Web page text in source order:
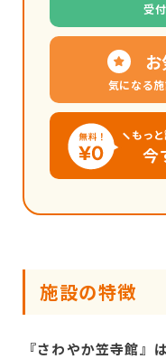
受
気になる
もっ
今
施設の特徴
『さわやか笠寺館』